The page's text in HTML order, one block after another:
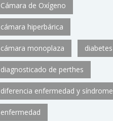
Cámara de Oxígeno
cámara hiperbárica
cámara monoplaza diabetes
diagnosticado de perthes
diferencia enfermedad y síndrome
enfermedad